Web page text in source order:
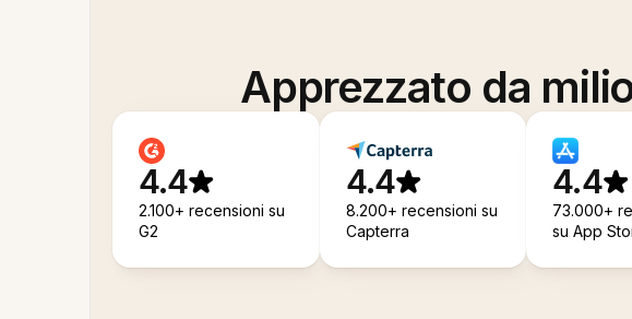
Apprezzato da
4.4
2.100+ recensioni su
G2
4.4
8.200+ recensioni su
Capterra
4.4
73.000+
su App